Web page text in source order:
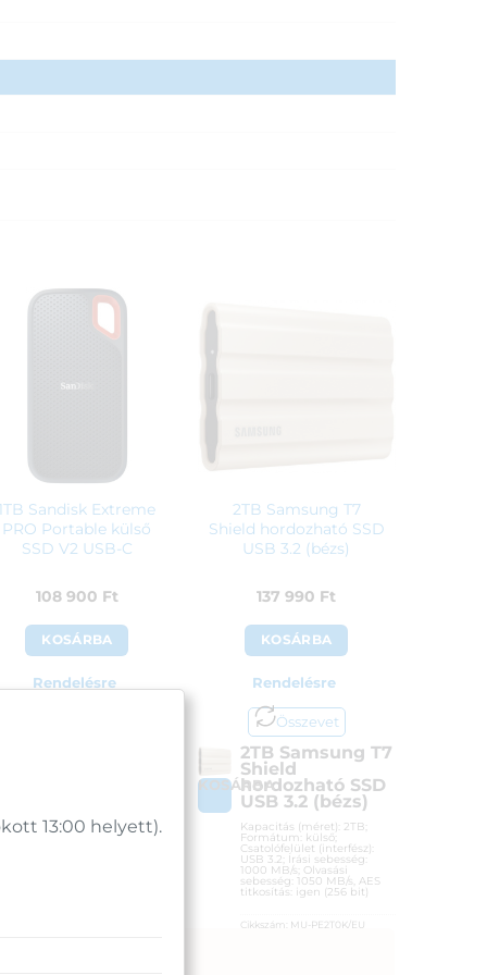
Sandisk Extreme
PRO Portable külső
SSD V2 USB-C
108 900 Ft
KOSÁRBA
Rendelésre
Kapacitás (méret): 1TB;
Formátum: külső;
2TB Samsung T7
Shield hordozható SSD
USB 3.2 (bézs)
137 990 Ft
KOSÁRBA
Rendelésre
Összevet
KOSÁRBA
2TB Samsung T7
Shield
hordozható SSD
USB 3.2 (bézs)
Kapacitás (méret): 2TB;
Formátum: külső;
Csatolófelület (interfész):
USB 3.2; Írási sebesség:
1000 MB/s; Olvasási
sebesség: 1050 MB/s, AES
titkosítás: igen (256 bit)
Cikkszám: MU-PE2T0K/EU
13:00 helyett).